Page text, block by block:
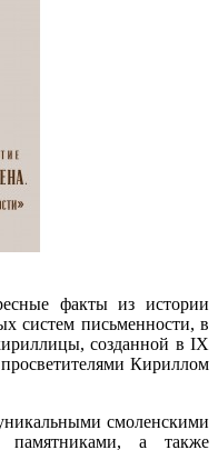
факты из истории
систем письменности, в
созданной в IX
Кириллом
смоленскими
памятниками, а также